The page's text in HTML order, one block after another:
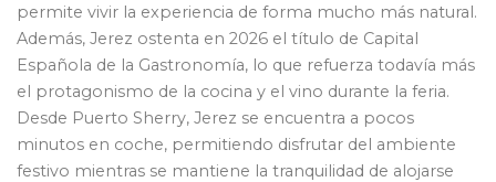
permite vivir la experiencia de forma mucho más natural.
Además, Jerez ostenta en 2026 el título de Capital
Española de la Gastronomía, lo que refuerza todavía más
el protagonismo de la cocina y el vino durante la feria.
Desde Puerto Sherry, Jerez se encuentra a pocos
minutos en coche, permitiendo disfrutar del ambiente
festivo mientras se mantiene la tranquilidad de alojarse